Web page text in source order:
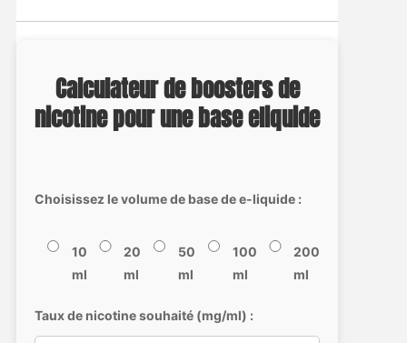
Calculateur de boosters de
nicotine pour une base eliquide
Choisissez le volume de base de e-liquide :
10
ml
20
ml
50
ml
100
ml
200
ml
Taux de nicotine souhaité (mg/ml) :